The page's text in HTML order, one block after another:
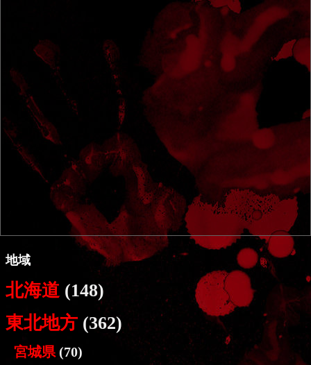
地域
北海道(148)
東北地方 (362)
宮城県 (70)